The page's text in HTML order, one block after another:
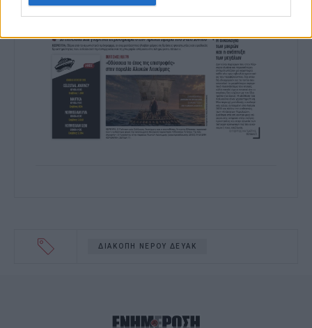
I want to allow Google to enable storage
app.
I want to allow Google to enable storage
related to personalization.
I want to allow Google to enable storage
ΔΙΑΚΟΠΗ ΝΕΡΟΥ ΔΕΥΑΚ